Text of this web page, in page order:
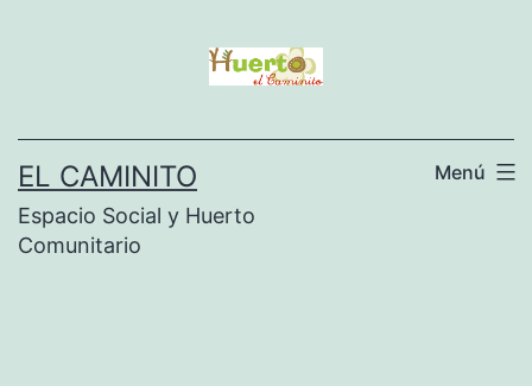
EL CAMINITO
Espacio Social y Huerto
Comunitario
Menú